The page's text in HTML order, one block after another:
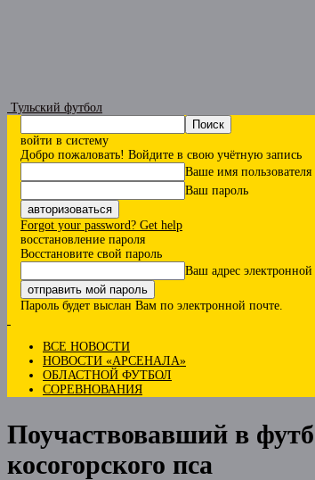
Тульский футбол
войти в систему
Добро пожаловать! Войдите в свою учётную запись
Ваше имя пользователя
Ваш пароль
Forgot your password? Get help
восстановление пароля
Восстановите свой пароль
Ваш адрес
Пароль будет выслан Вам по электронной почте.
ВСЕ НОВОСТИ
НОВОСТИ «АРСЕНАЛА»
ОБЛАСТНОЙ ФУТБОЛ
СОРЕВНОВАНИЯ
Поучаствовавший в
косогорского пса